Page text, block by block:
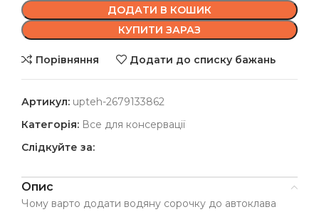
ДОДАТИ В КОШИК
КУПИТИ ЗАРАЗ
Порівняння Додати до списку бажань
Артикул: upteh-2679133862
Категорія: Все для консервації
Слідкуйте за:
Опис
Чому варто додати водяну сорочку до автоклава